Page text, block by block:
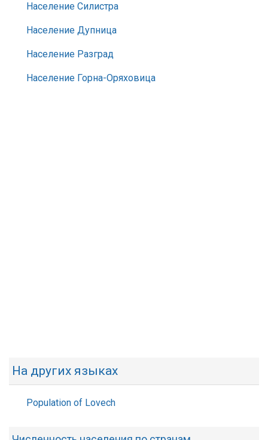
Население Силистра
Население Дупница
Население Разград
Население Горна-Оряховица
На других языках
Population of Lovech